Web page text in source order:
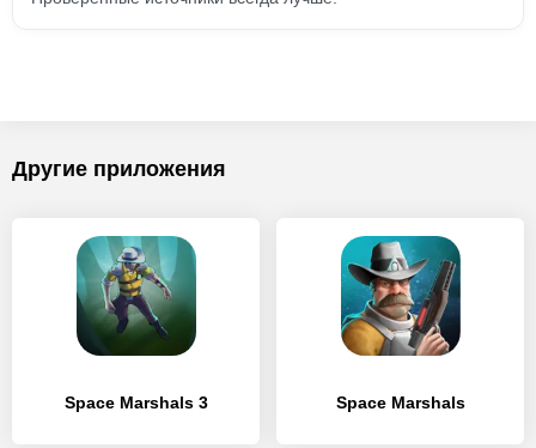
Другие приложения
Space Marshals 3 Space Marshals